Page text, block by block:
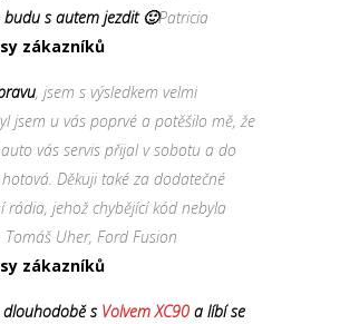
budu s autem jezdit 🙂Patricia
zákazníků
, jsem s výsledkem velmi
jsem u vás poprvé a potěšilo mě, že
vás servis přijal v sobotu a do
Děkuji také za dodatečné
rádia, jehož chybějící kód nebyla
Tomáš Uher, Ford Fusion
zákazníků
dlouhodobě s Volvem XC90 a líbí se